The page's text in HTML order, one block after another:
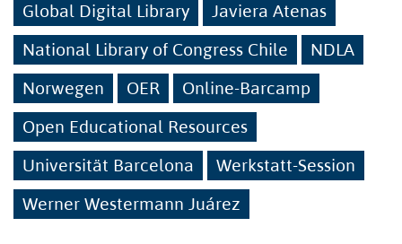
Global Digital Library
Javiera Atenas
National Library of Congress Chile
NDLA
Norwegen
OER
Online-Barcamp
Open Educational Resources
Universität Barcelona
Werkstatt-Session
Werner Westermann Juárez